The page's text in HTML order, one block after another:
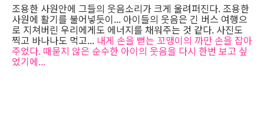
조용한 사원안에 그들의 웃음소리가 크게 울려퍼진다. 조용한
사원에 활기를 불어넣듯이... 아이들의 웃음은 긴 버스 여행으
로 지쳐버린 우리에게도 에너지를 채워주는 것 같다. 사진도
찍고 바나나도 먹고... 내게 손을 뻗는 꼬맹이의 까만 손을 잡아
주었다. 때묻지 않은 순수한 아이의 웃음을 다시 한번 보고 싶
었기에...